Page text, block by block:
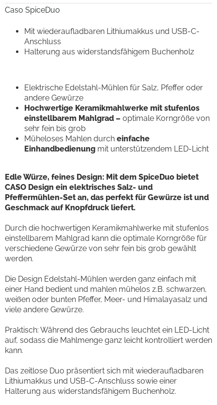
Caso SpiceDuo
Mit wiederaufladbaren Lithiumakkus und USB-C-
Anschluss
Halterung aus widerstandsfähigem Buchenholz
Elektrische Edelstahl-Mühlen für Salz, Pfeffer oder
andere Gewürze
Hochwertige Keramikmahlwerke mit stufenlos
einstellbarem Mahlgrad – optimale Korngröße von
sehr fein bis grob
Müheloses Mahlen durch einfache
Einhandbedienung mit unterstützendem LED-Licht
Edle Würze, feines Design: Mit dem SpiceDuo bietet
CASO Design ein elektrisches Salz- und
Pfeffermühlen-Set an, das perfekt für Gewürze ist und
Geschmack auf Knopfdruck liefert.
Durch die hochwertigen Keramikmahlwerke mit stufenlos
einstellbarem Mahlgrad kann die optimale Korngröße für
verschiedene Gewürze von sehr fein bis grob gewählt
werden.
Die Design Edelstahl-Mühlen werden ganz einfach mit
einer Hand bedient und mahlen mühelos z.B. schwarzen,
weißen oder bunten Pfeffer, Meer- und Himalayasalz und
viele andere Gewürze.
Praktisch: Während des Gebrauchs leuchtet ein LED-Licht
auf, sodass die Mahlmenge ganz leicht kontrolliert werden
kann.
Das zeitlose Duo präsentiert sich mit wiederaufladbaren
Lithiumakkus und USB-C-Anschluss sowie einer
Halterung aus widerstandsfähigem Buchenholz.